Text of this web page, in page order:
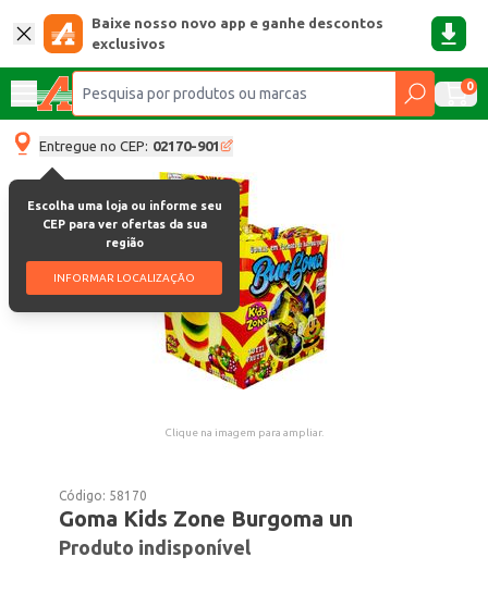
Baixe nosso novo app e ganhe descontos
exclusivos
0
Entregue no CEP: 02170-901
Escolha uma loja ou informe seu
CEP para ver ofertas da sua
região
INFORMAR LOCALIZAÇÃO
Clique na imagem para ampliar.
Código: 58170
Goma Kids Zone Burgoma un
Produto indisponível